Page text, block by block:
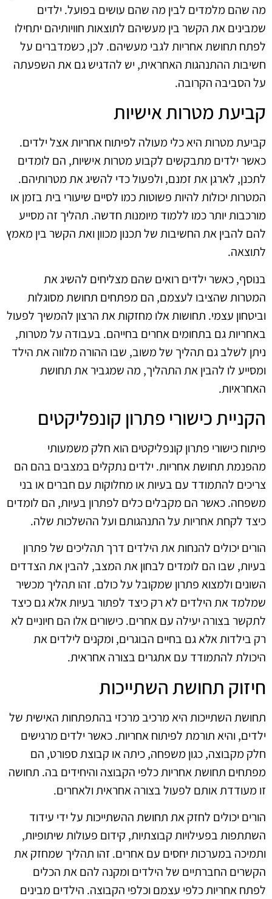
מה שהם מלמדים לבין מה שהם עושים בפועל. ילדים
שמבינים את הקשר בין מעשיהם לתוצאות חוויותיהם יתחילו
לפתח תחושת אחריות לגבי מעשיהם. לכן, כשמדברים על
חשיבות ההתנהגות האחראית, יש להדגיש גם את השפעתה
על הסביבה הקרובה.
קביעת מטרות אישיות
קביעת מטרות היא כלי מעולה לפיתוח אחריות אצל ילדים.
כאשר ילדים מתבקשים לקבוע מטרות אישיות, הם לומדים
לתכנן, לארגן את זמנם, ולפעול כדי להשיג את מטרותיהם.
המטרות יכולות להיות פשוטות כמו לסיים שיעורי בית בזמן או
מורכבות יותר כמו ללמוד מיומנות חדשה. תהליך זה מסייע
להם להבין את החשיבות של תכנון מכוון ואת הקשר בין מאמץ
לתוצאה.
בנוסף, כאשר ילדים רואים שהם מצליחים להשיג את
המטרות שהציבו לעצמם, הם מפתחים תחושת מסוגלות
וביטחון עצמי. תחושות אלו מחזקות את הרצון להמשיך לפעול
באחריות גם בתחומים אחרים בחייהם. בעבודה על מטרות,
ניתן לשלב גם תהליך של משוב, שבו ההורה מלווה את הילד
ומסייע לו להבין את התהליך, מה שמגביר את תחושת
האחראיות.
הקניית כישורי פתרון קונפליקטים
פיתוח כישורי פתרון קונפליקטים הוא חלק משמעותי
מהפנמת תחושת אחריות. ילדים נתקלים במצבים בהם הם
צריכים להתמודד עם בעיות או מחלוקות עם חברים או בני
משפחה. כאשר הם מקבלים כלים לפתרון בעיות, הם לומדים
כיצד לקחת אחריות על התנהגותם ועל ההשלכות שלה.
הורים יכולים להנחות את הילדים דרך תהליכים של פתרון
בעיות, שבו הם לומדים לבחון את המצב, להבין את הצדדים
השונים ולמצוא פתרון שמקובל על כולם. זהו תהליך מכשיר
שמלמד את הילדים לא רק כיצד לפתור בעיות אלא גם כיצד
לתקשר בצורה יעילה עם אחרים. כישורים אלו הם חיוניים לא
רק בילדות אלא גם בחיים הבוגרים, ומקנים לילדים את
היכולת להתמודד עם אתגרים בצורה אחראית.
חיזוק תחושת השתייכות
תחושת השתייכות היא מרכיב מרכזי בהתפתחות האישית של
ילדים, והיא תורמת לפיתוח אחריות. כאשר ילדים מרגישים
חלק מקבוצה, כגון משפחה, כיתה או קבוצת ספורט, הם
מפתחים תחושת אחריות כלפי הקבוצה והיחידים בה. תחושה
זו מעודדת אותם לפעול בצורה אחראית ולאחרים.
הורים יכולים לחזק את תחושת ההשתייכות על ידי עידוד
השתתפות בפעילויות קבוצתיות, קידום פעולות שיתופיות,
ותמיכה במערכות יחסים עם אחרים. זהו תהליך שמחזק את
הקשרים החברתיים של הילדים ומקנה להם את הכלים
לפתח אחריות כלפי עצמם וכלפי הקבוצה. הילדים מבינים